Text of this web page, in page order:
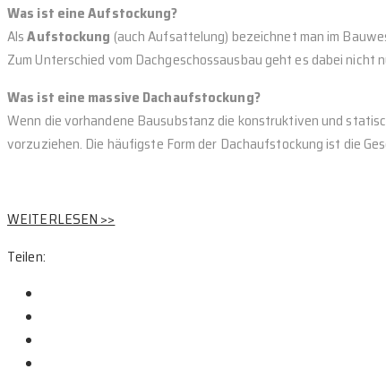
Was ist eine Aufstockung?
AlsAufstockung (auch Aufsattelung) bezeichnet man im
Zum Unterschied vom Dachgeschossausbau geht es dabei
Was ist eine massive Dachaufstockung?
Wenn die vorhandene Bausubstanz die konstruktiven und
vorzuziehen. Die häufigste Form der Dachaufstockung ist die
WEITERLESEN >>
Teilen: